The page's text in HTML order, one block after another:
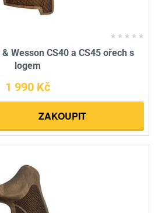
Wesson CS40 a CS45 ořech s
logem
1 990 Kč
ZAKOUPIT